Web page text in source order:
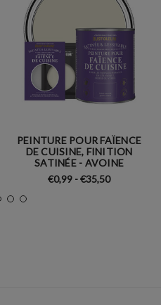
PEINTURE POUR FAÏENCE
DE CUISINE, FINITION
SATINÉE - AVOINE
€0,99 - €35,50